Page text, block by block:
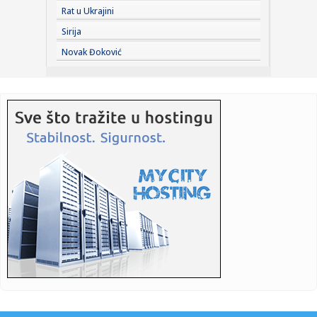
11:25:Vučević srušio laži o "Sarajevo safariju"; Poslao poruku:
"Vu...
11:22:Amerikanci očekuju skoro razrešenje: Dogovor o
Ormuskom moreuzu...
11:19: Nastavak konstitutivne sednice Skupštine Kosova i nakon
isteka u...
11:15:
‘Second Song...
11:15:Šok otkriće u stanu Saše Vidića: Pronađen rukopis knjige
koj...
11:10:Lozano na pozajmici u Galaksiju
11:04:Данас се ово не ради у кући: Срби ...
Rat u Ukrajini
Sirija
Novak Đoković